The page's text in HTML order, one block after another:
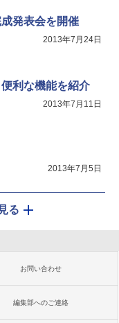
発表会を開催
2013年7月24日
利な機能を紹介
2013年7月11日
2013年7月5日
る
お問い合わせ
編集部へのご連絡